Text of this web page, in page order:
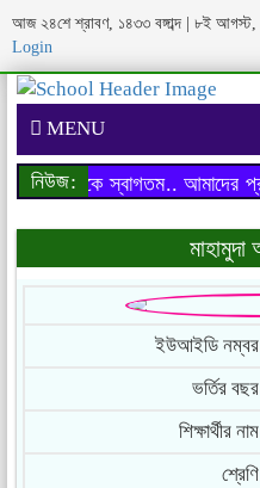
আজ ২৪শে শ্রাবণ, ১৪৩৩ বঙ্গাব্দ | ৮ই আগস্ট,
Login
MENU
নিউজ: আমাদের
আপনাকে স্বাগতম..
ইউআইডি নম্বর
ভর্তির বছর
শিক্ষার্থীর নাম
শ্রেণি